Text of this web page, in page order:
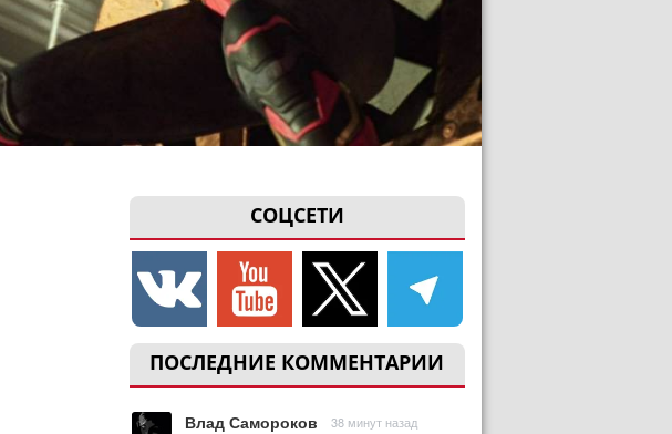
СОЦСЕТИ
ПОСЛЕДНИЕ КОММЕНТАРИИ
Влад Самороков 38 минут назад